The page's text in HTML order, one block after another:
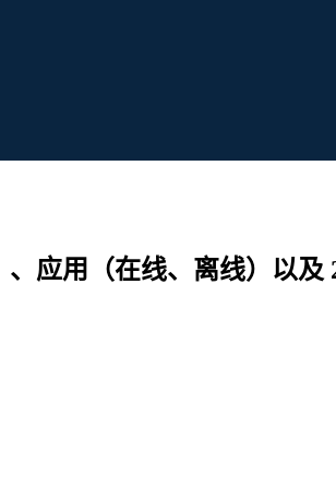
应用（在线、离线）以及